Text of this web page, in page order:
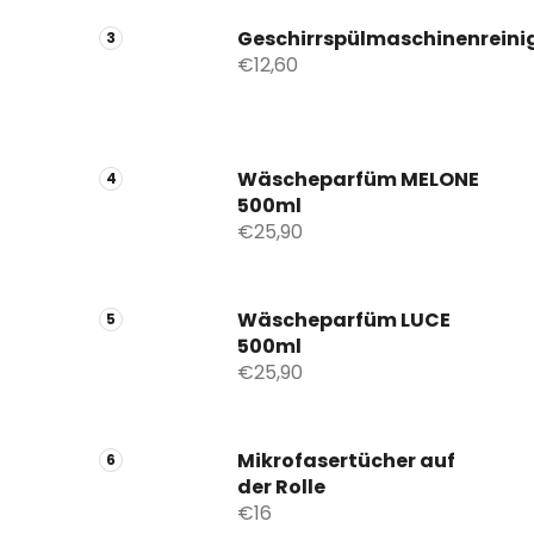
€12,60
Wäscheparfüm MELONE
500ml
€25,90
Wäscheparfüm LUCE
500ml
€25,90
Mikrofasertücher auf
der Rolle
€16